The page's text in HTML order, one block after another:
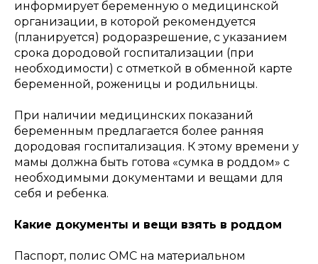
информирует беременную о медицинской
организации, в которой рекомендуется
(планируется) родоразрешение, с указанием
срока дородовой госпитализации (при
необходимости) с отметкой в обменной карте
беременной, роженицы и родильницы.
При наличии медицинских показаний
беременным предлагается более ранняя
дородовая госпитализация. К этому времени у
мамы должна быть готова «сумка в роддом» с
необходимыми документами и вещами для
себя и ребенка.
Какие документы и вещи взять в роддом
Паспорт, полис ОМС на материальном